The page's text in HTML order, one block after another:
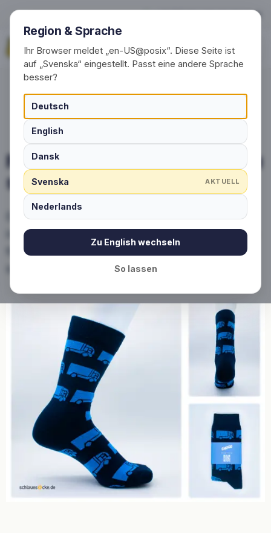
Projektflöde för individuella
Region & Sprache
Ihr Browser meldet „en-US@posix“. Diese Seite ist
auf „Svenska“ eingestellt. Passt eine andere Sprache
besser?
Deutsch
English
Dansk
Svenska AKTUELL
Nederlands
Zu English wechseln
So lassen
+49 (0) 30 / 20 23 68 91-0
Begär nu
Projektflöde för individuella
strumpor
Enkelt och snabbt till högkvalitativa,
individuellt designade strumpor – från första
förfrågan till leverans med en fast